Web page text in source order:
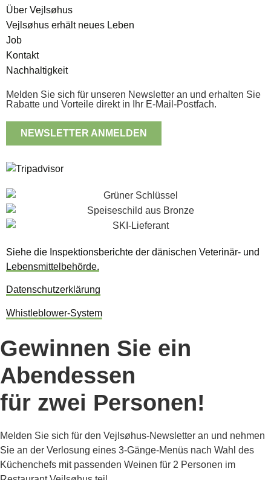
Über Vejlsøhus
Vejlsøhus erhält neues Leben
Job
Kontakt
Nachhaltigkeit
Melden Sie sich für unseren Newsletter an und erhalten Sie
Rabatte und Vorteile direkt in Ihr E-Mail-Postfach.
NEWSLETTER ANMELDEN
Siehe die Inspektionsberichte der dänischen Veterinär- und
Lebensmittelbehörde.
Datenschutzerklärung
Whistleblower-System
Gewinnen Sie ein
Abendessen
für zwei Personen!
Melden Sie sich für den Vejlsøhus-Newsletter an und nehmen
Sie an der Verlosung eines 3-Gänge-Menüs nach Wahl des
Küchenchefs mit passenden Weinen für 2 Personen im